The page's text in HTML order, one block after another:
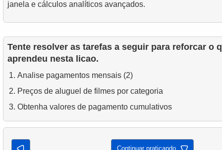
janela e cálculos analíticos avançados.
Tente resolver as tarefas a seguir para reforcar o
aprendeu nesta licao.
Analise pagamentos mensais (2)
Preços de aluguel de filmes por categoria
Obtenha valores de pagamento cumulativos
Continuar praticando